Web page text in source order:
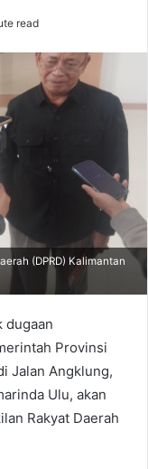
read
(DPRD) Kalimantan
dugaan
Provinsi
Jalan Angklung,
Ulu, akan
Rakyat Daerah